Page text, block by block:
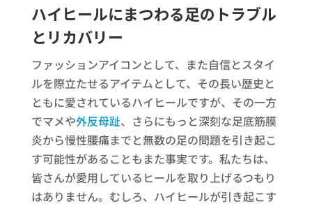
ハイヒールにまつわる足のトラブル
とリカバリー
ファッションアイコンとして、また自信とスタイ
ルを際立たせるアイテムとして、その長い歴史と
ともに愛されているハイヒールですが、その一方
でマメや外反母趾、さらにもっと深刻な足底筋膜
炎から慢性腰痛までと無数の足の問題を引き起こ
す可能性があることもまた事実です。私たちは、
皆さんが愛用しているヒールを取り上げるつもり
はありません。むしろ、ハイヒールが引き起こす